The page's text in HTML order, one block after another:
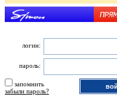
логин:
пароль:
запомнить
забыли пароль?